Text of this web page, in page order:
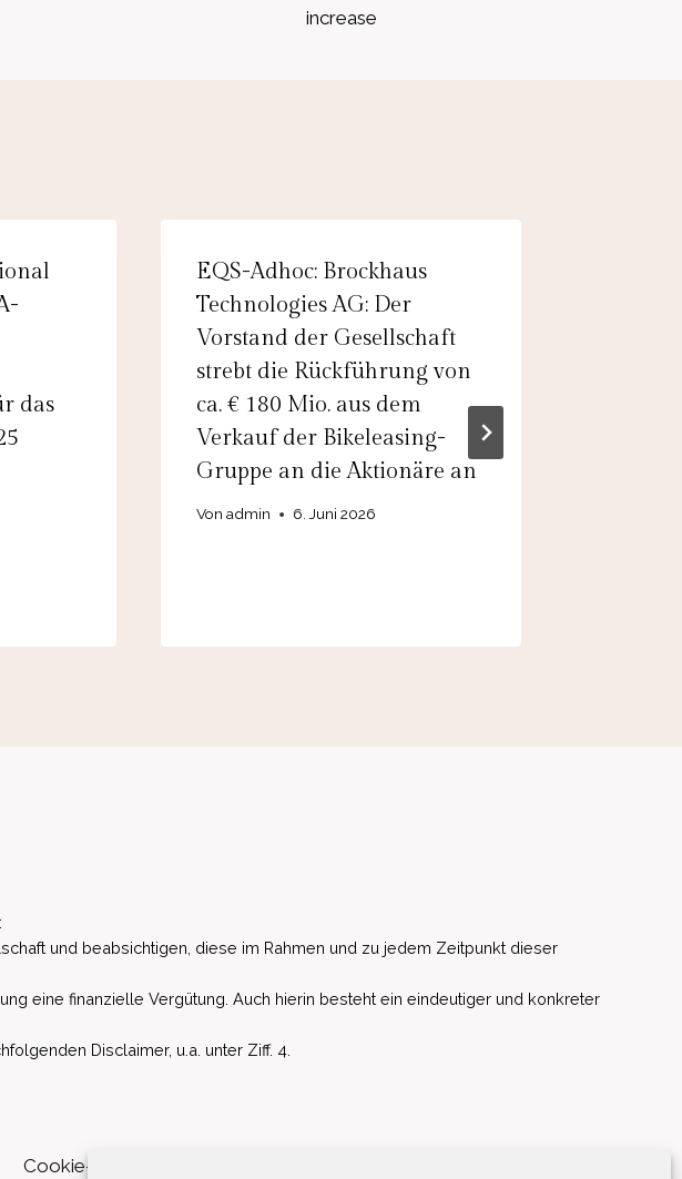
increase
das
EQS-Adhoc: Brockhaus
Technologies AG: Der
Vorstand der Gesellschaft
strebt die Rückführung von
ca. € 180 Mio. aus dem
Verkauf der Bikeleasing-
Gruppe an die Aktionäre an
Von admin 6. Juni 2026
und beabsichtigen, diese im Rahmen und zu jedem Zeitpunkt dieser
eine finanzielle Vergütung. Auch hierin besteht ein eindeutiger und konkreter
Disclaimer, u.a. unter Ziff. 4.
Cookie-Richtlinie (EU)